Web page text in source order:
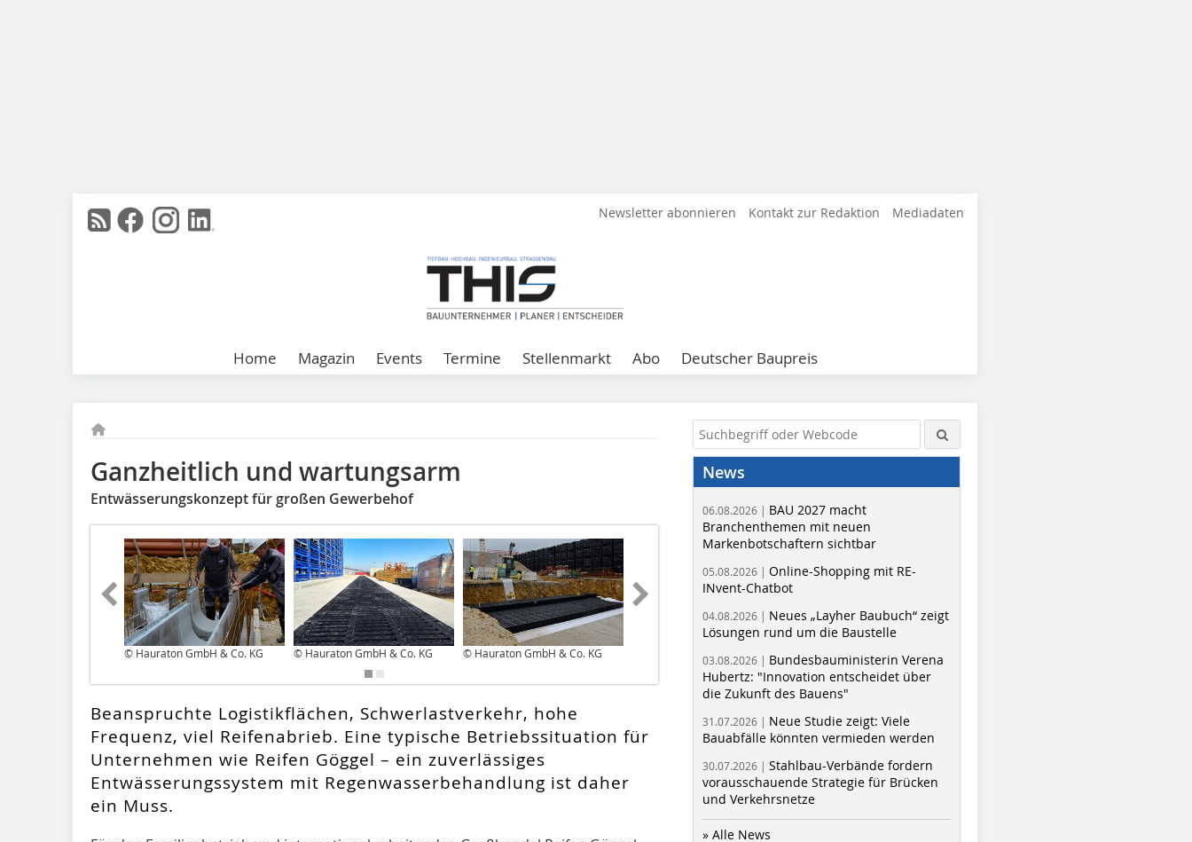
Newsletter abonnieren Kontakt zur Redaktion Mediadaten
Home Magazin Events Termine Stellenmarkt Abo Deutscher Baupreis
Ganzheitlich und wartungsarm
Entwässerungskonzept für großen Gewerbehof
© Hauraton GmbH & Co. KG © Hauraton GmbH & Co. KG © Hauraton GmbH & Co. KG © Hauraton GmbH & Co. KG
Beanspruchte Logistikflächen, Schwerlastverkehr, hohe
Frequenz, viel Reifenabrieb. Eine typische Betriebssituation für
Unternehmen wie Reifen Göggel – ein zuverlässiges
Entwässerungssystem mit Regenwasserbehandlung ist daher
ein Muss.
News
06.08.2026 | BAU 2027 macht
Branchenthemen mit neuen
Markenbotschaftern sichtbar
05.08.2026 | Online-Shopping mit RE-
INvent-Chatbot
04.08.2026 | Neues „Layher Baubuch“ zeigt
Lösungen rund um die Baustelle
03.08.2026 | Bundesbauministerin Verena
Hubertz: "Innovation entscheidet über
die Zukunft des Bauens"
31.07.2026 | Neue Studie zeigt: Viele
Bauabfälle könnten vermieden werden
30.07.2026 | Stahlbau-Verbände fordern
vorausschauende Strategie für Brücken
und Verkehrsnetze
» Alle News